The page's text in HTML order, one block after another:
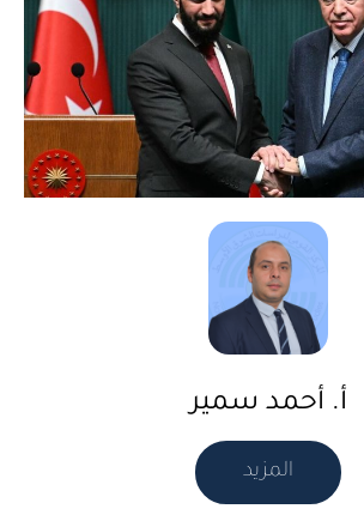
أ. أحمد سمير
المزيد